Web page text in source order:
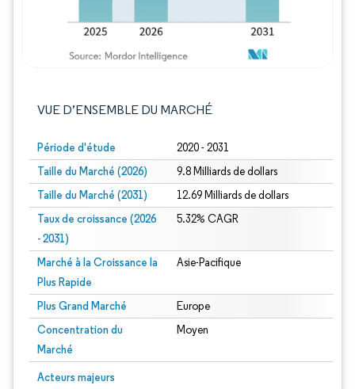
VUE D’ENSEMBLE DU MARCHÉ
Période d'étude 2020 - 2031
Taille du Marché (2026) 9.8 Milliards de dollars
Taille du Marché (2031) 12.69 Milliards de dollars
Taux de croissance (2026
- 2031)
5.32% CAGR
Marché à la Croissance la
Plus Rapide
Asie-Pacifique
Plus Grand Marché Europe
Concentration du
Marché
Moyen
Acteurs majeurs
Image © Mordor Intelligence. La réutilisation nécessite une attribution sous CC